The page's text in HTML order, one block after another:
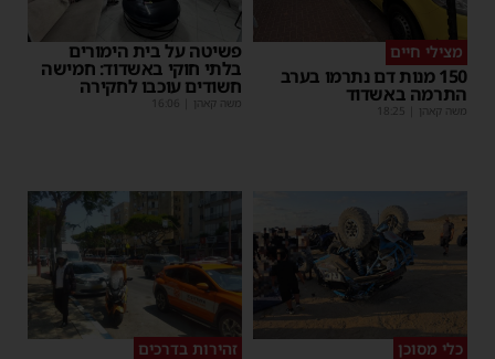
מצילי חיים
150 מנות דם נתרמו בערב
התרמה באשדוד
משה קאהן 18:25
פשיטה על בית הימורים
בלתי חוקי באשדוד: חמישה
חשודים עוכבו לחקירה
משה קאהן 16:06
כלי מסוכן זהירות בדרכים